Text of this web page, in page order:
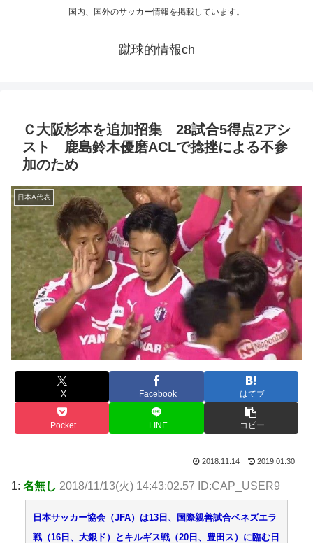
国内、国外のサッカー情報を掲載しています。
蹴球的情報ch
Ｃ大阪杉本を追加招集 28試合5得点2アシ
スト 鹿島鈴木優磨ACLで捻挫による不参
加のため
日本A代表
X Facebook はてブ
Pocket LINE コピー
2018.11.14 2019.01.30
1: 名無し 2018/11/13(火) 14:43:02.57 ID:CAP_USER9
日本サッカー協会（JFA）は13日、国際親善試合ベネズエラ
戦（16日、大銀ド）とキルギス戦（20日、豊田ス）に臨む日